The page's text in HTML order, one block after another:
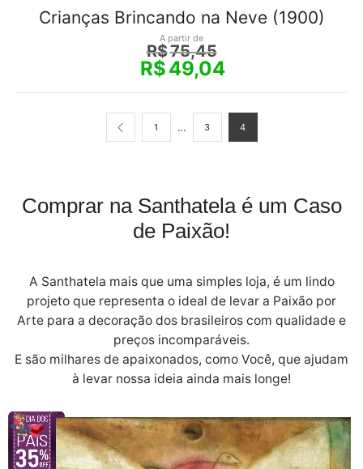
Crianças Brincando na Neve (1900)
A partir de
R$75,45
R$49,04
1 … 3 4
Comprar na Santhatela é um Caso
de Paixão!
A Santhatela mais que uma simples loja, é um lindo
projeto que representa o ideal de levar a Paixão por
Arte para a decoração dos brasileiros com qualidade e
preços incomparáveis.
E são milhares de apaixonados, como Você, que ajudam
à levar nossa ideia ainda mais longe!